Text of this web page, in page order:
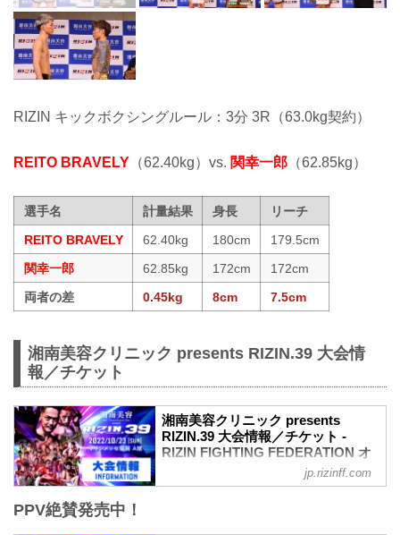
RIZIN キックボクシングルール：3分 3R（63.0kg契約）
REITO BRAVELY （62.40kg）vs. 関幸一郎 （62.85kg）
選手名 計量結果 身長
リーチ
REITO BRAVELY
62.40kg 180cm
179.5cm
関幸一郎
62.85kg 172cm
172cm
両者の差
0.45kg 8cm 7.5cm
湘南美容クリニック presents RIZIN.39 大会情
報／チケット
湘南美容クリニック presents
RIZIN.39 大会情報／チケット -
RIZIN FIGHTING FEDERATION オ
jp.rizinff.com
PPV絶賛発売中！